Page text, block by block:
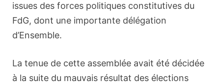
issues des forces politiques constitutives du
FdG, dont une importante délégation
d’Ensemble.
La tenue de cette assemblée avait été décidée
à la suite du mauvais résultat des élections